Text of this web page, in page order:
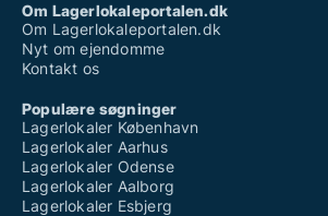
Om Lagerlokaleportalen.dk
Om Lagerlokaleportalen.dk
Nyt om ejendomme
Kontakt os
Populære søgninger
Lagerlokaler København
Lagerlokaler Aarhus
Lagerlokaler Odense
Lagerlokaler Aalborg
Lagerlokaler Esbjerg